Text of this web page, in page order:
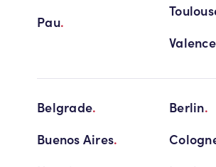
Pau.
Valence
Belgrade. Berlin.
Buenos Aires.